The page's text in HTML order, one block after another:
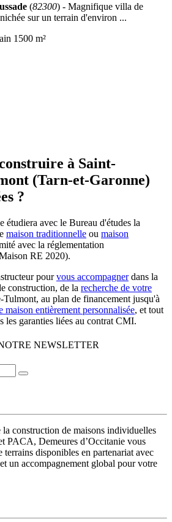
(82300) - Magnifique villa de
sur un terrain d'environ ...
1500 m²
à Saint-
(Tarn-et-Garonne)
?
étudiera avec le Bureau d'études la
maison traditionnelle ou maison
avec la réglementation
RE 2020).
pourvous accompagnerdans la
construction, de la recherche de votre
Tulmont, au plan de financement jusqu'à
maison entièrement personnalisée, et tout
les garanties liées au contrat CMI.
NEWSLETTER
construction de maisons individuelles
PACA, Demeures d’Occitanie vous
disponibles en partenariat avec
un accompagnement global pour votre